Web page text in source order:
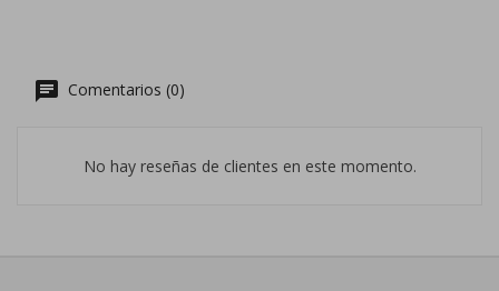
Comentarios (0)
No hay reseñas de clientes en este momento.